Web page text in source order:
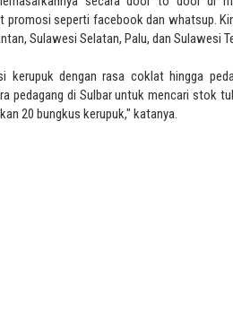
promosi seperti facebook dan whatsup.
Sulawesi Selatan, Palu, dan Sulawesi
kerupuk dengan rasa coklat hingga
pedagang di Sulbar untuk mencari stok
20 bungkus kerupuk," katanya.